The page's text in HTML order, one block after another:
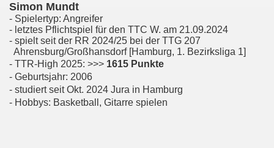
Simon Mundt
- Spielertyp: Angreifer
- letztes Pflichtspiel für den TTC W. am 21.09.2024
- spielt seit der RR 2024/25 bei der TTG 207
Ahrensburg/Großhansdorf [Hamburg, 1. Bezirksliga 1]
- TTR-High 2025: >>> 1615 Punkte
- Geburtsjahr: 2006
- studiert seit Okt. 2024 Jura in Hamburg
- Hobbys: Basketball, Gitarre spielen